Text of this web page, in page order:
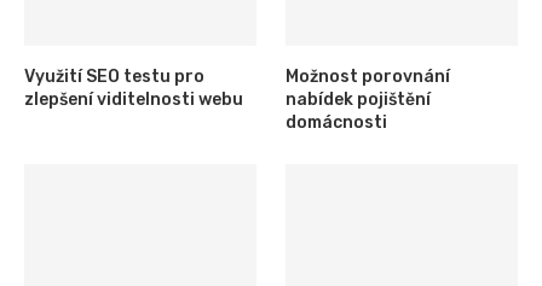
Využití SEO testu pro
zlepšení viditelnosti webu
Možnost porovnání
nabídek pojištění
domácnosti